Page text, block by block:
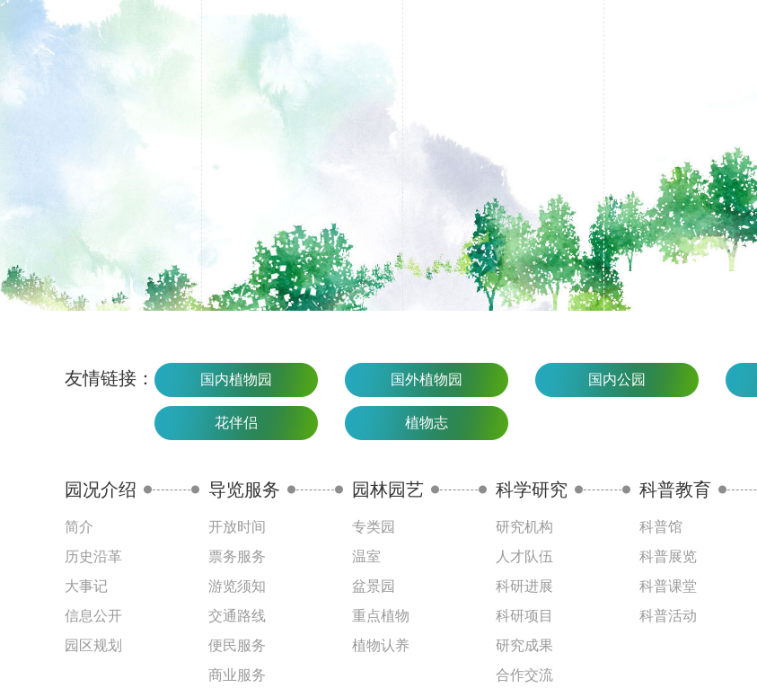
友情链接： 国内植物园 国外植物园 国内公园
花伴侣 植物志
园况介绍
简介
历史沿革
大事记
信息公开
园区规划
导览服务
开放时间
票务服务
游览须知
交通路线
便民服务
商业服务
园林园艺
专类园
温室
盆景园
重点植物
植物认养
科学研究
研究机构
人才队伍
科研进展
科研项目
研究成果
合作交流
科普教育
科普馆
科普展览
科普课堂
科普活动